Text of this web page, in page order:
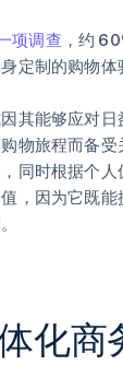
项调查 ，约
定制的购物体
其能够应对
物旅程而备
同时根据个
，因为它既
化商